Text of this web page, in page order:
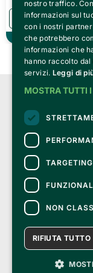
Theater
nostro traffico.
informazioni sul
con i nostri
che potrebbero
informazioni che
hanno raccolto
servizi. Leggi di
MOSTRA TUTTI
TARGETING
NON
RIFIUTA TUTTO